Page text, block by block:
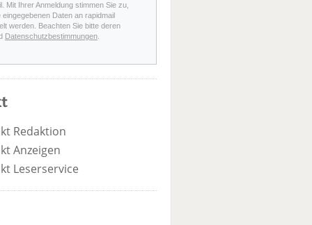
Mit Ihrer Anmeldung stimmen Sie zu,
eingegebenen Daten an rapidmail
werden. Beachten Sie bitte deren
Datenschutzbestimmungen
Redaktion
Anzeigen
Leserservice